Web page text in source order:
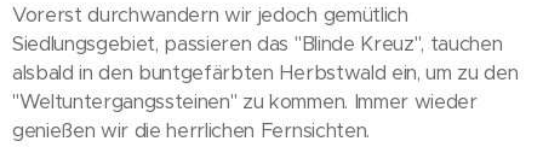
Vorerst durchwandern wir jedoch gemütlich
Siedlungsgebiet, passieren das "Blinde Kreuz", tauchen
alsbald in den buntgefärbten Herbstwald ein, um zu den
"Weltuntergangssteinen" zu kommen. Immer wieder
genießen wir die herrlichen Fernsichten.